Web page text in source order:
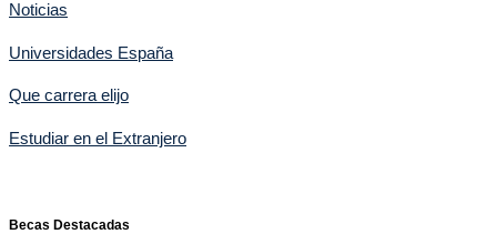
Noticias
Universidades España
Que carrera elijo
Estudiar en el Extranjero
Becas Destacadas